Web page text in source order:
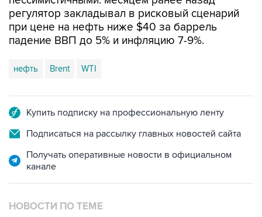
регулятор закладывал в рисковый сценарий
при цене на нефть ниже $40 за баррель
падение ВВП до 5% и инфляцию 7-9%.
нефть Brent WTI
Купить подписку на профессиональную ленту
Подписаться на рассылку главных новостей сайта
Получать оперативные новости в официальном
канале
НОВОСТИ ПО ТЕМЕ